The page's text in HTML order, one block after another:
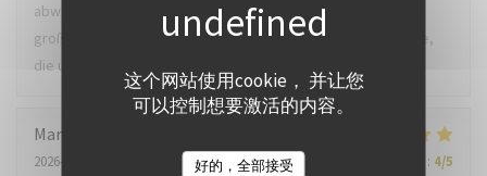
这个网站使用cookie， 并让您
可以控制想要激活的内容。
好的，全部接受
abwechslungsreiches Menü, Regionale Produkte und ein
großartiger Service. Einen herzlichen Dank auch an die Küche,
die uns eine Gaumenfreude beschert hat.
Marie-Christine
2026-07-22 - 18:00 - 来宾 2 服务: 5/5 氛围: /5 : 4/5